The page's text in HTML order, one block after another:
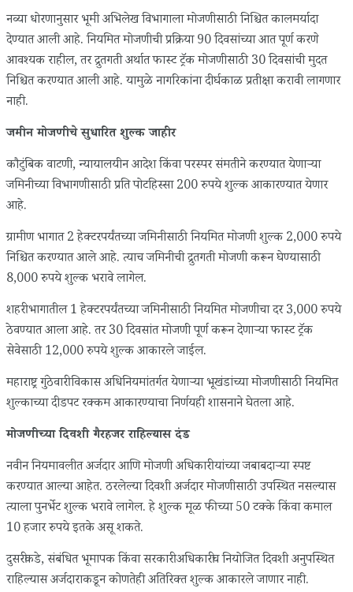
नव्या धोरणानुसार भूमी अभिलेख विभागाला मोजणीसाठी निश्चित कालमर्यादा
देण्यात आली आहे. नियमित मोजणीची प्रक्रिया 90 दिवसांच्या आत पूर्ण करणे
आवश्यक राहील, तर द्रुतगती अर्थात फास्ट ट्रॅक मोजणीसाठी 30 दिवसांची मुदत
निश्चित करण्यात आली आहे. यामुळे नागरिकांना दीर्घकाळ प्रतीक्षा करावी लागणार
नाही.
जमीन मोजणीचे सुधारित शुल्क जाहीर
कौटुंबिक वाटणी, न्यायालयीन आदेश किंवा परस्पर संमतीने करण्यात येणाऱ्या
जमिनीच्या विभागणीसाठी प्रति पोटहिस्सा 200 रुपये शुल्क आकारण्यात येणार
आहे.
ग्रामीण भागात 2 हेक्टरपर्यंतच्या जमिनीसाठी नियमित मोजणी शुल्क 2,000 रुपये
निश्चित करण्यात आले आहे. त्याच जमिनीची द्रुतगती मोजणी करून घेण्यासाठी
8,000 रुपये शुल्क भरावे लागेल.
शहरी भागातील 1 हेक्टरपर्यंतच्या जमिनीसाठी नियमित मोजणीचा दर 3,000 रुपये
ठेवण्यात आला आहे. तर 30 दिवसांत मोजणी पूर्ण करून देणाऱ्या फास्ट ट्रॅक
सेवेसाठी 12,000 रुपये शुल्क आकारले जाईल.
महाराष्ट्र गुंठेवारी विकास अधिनियमांतर्गत येणाऱ्या भूखंडांच्या मोजणीसाठी नियमित
शुल्काच्या दीडपट रक्कम आकारण्याचा निर्णयही शासनाने घेतला आहे.
मोजणीच्या दिवशी गैरहजर राहिल्यास दंड
नवीन नियमावलीत अर्जदार आणि मोजणी अधिकारी यांच्या जबाबदाऱ्या स्पष्ट
करण्यात आल्या आहेत. ठरलेल्या दिवशी अर्जदार मोजणीसाठी उपस्थित नसल्यास
त्याला पुनर्भेट शुल्क भरावे लागेल. हे शुल्क मूळ फीच्या 50 टक्के किंवा कमाल
10 हजार रुपये इतके असू शकते.
दुसरीकडे, संबंधित भूमापक किंवा सरकारी अधिकारीच नियोजित दिवशी अनुपस्थित
राहिल्यास अर्जदाराकडून कोणतेही अतिरिक्त शुल्क आकारले जाणार नाही.